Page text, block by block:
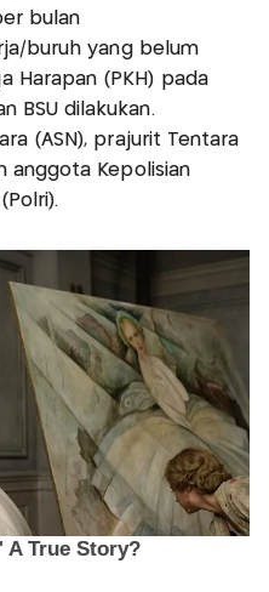
bulan
buruh yang belum
Harapan (PKH) pada
BSU dilakukan.
(ASN), prajurit Tentara
anggota Kepolisian